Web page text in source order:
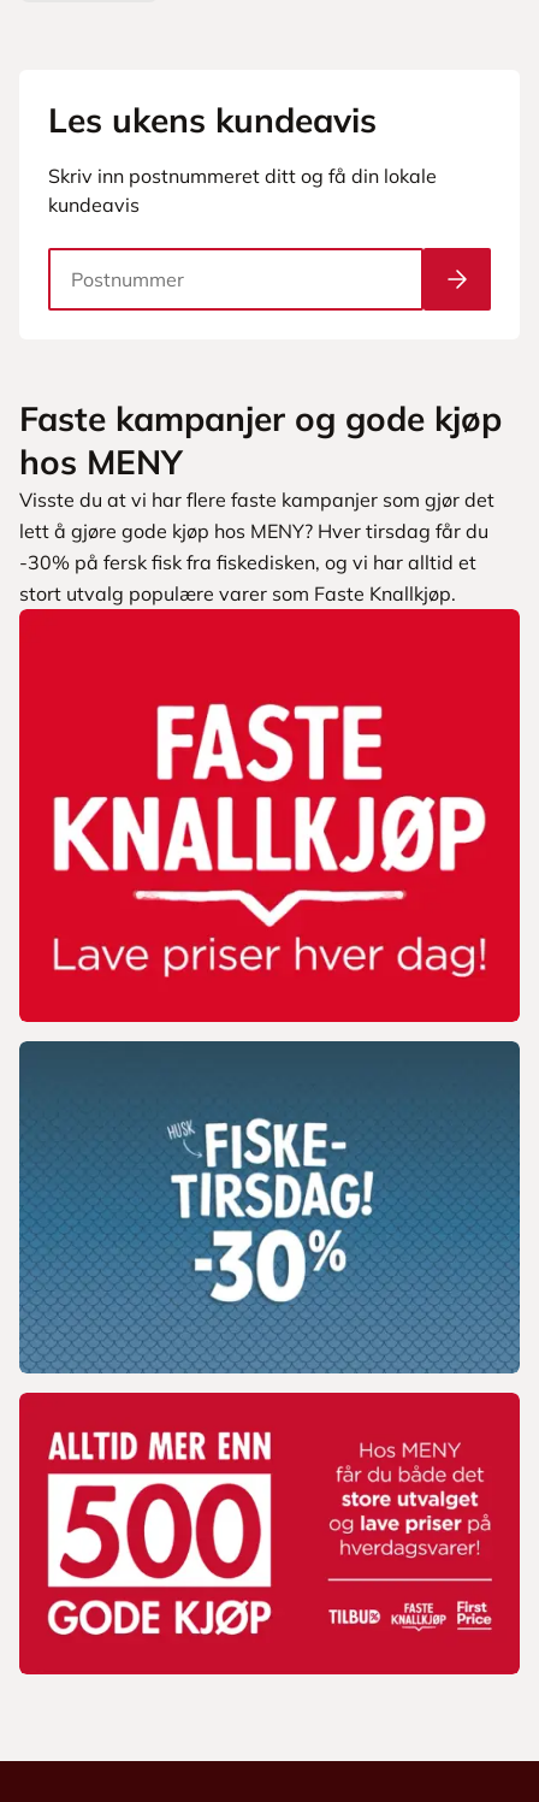
Les ukens kundeavis
Skriv inn postnummeret ditt og få din lokale
kundeavis
Faste kampanjer og gode kjøp
hos MENY
Visste du at vi har flere faste kampanjer som gjør det
lett å gjøre gode kjøp hos MENY? Hver tirsdag får du
-30% på fersk fisk fra fiskedisken, og vi har alltid et
stort utvalg populære varer som Faste Knallkjøp.